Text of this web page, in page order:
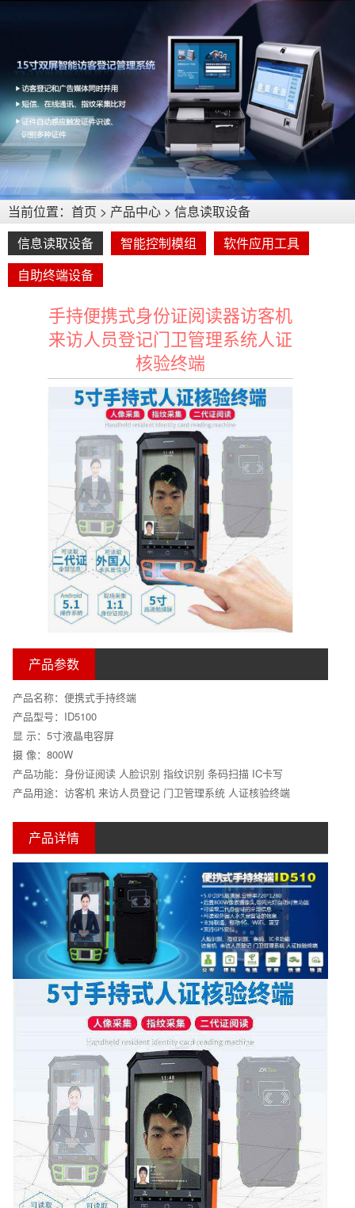
当前位置： 首页 > 产品中心 > 信息读取设备
信息读取设备
智能控制模组
软件应用工具
自助终端设备
手持便携式身份证阅读器访客机
来访人员登记门卫管理系统人证
核验终端
产品参数
产品名称：便携式手持终端
产品型号：ID5100
显 示：5寸液晶电容屏
摄 像：800W
产品功能：身份证阅读 人脸识别 指纹识别 条码扫描 IC卡写
产品用途：访客机 来访人员登记 门卫管理系统 人证核验终端
产品详情